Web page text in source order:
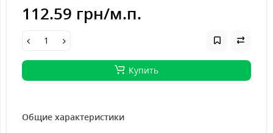
112.59 грн/м.п.
Купить
Общие характеристики